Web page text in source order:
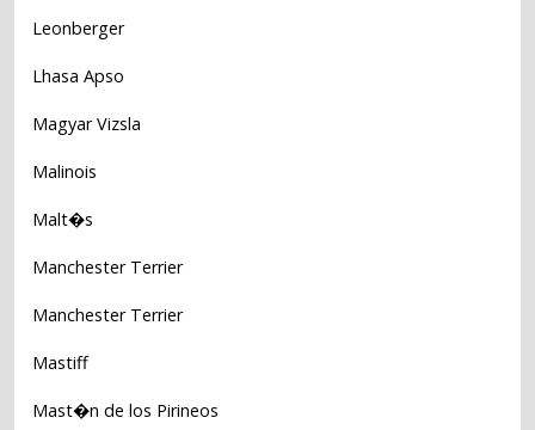
Leonberger
Lhasa Apso
Magyar Vizsla
Malinois
Malt�s
Manchester Terrier
Manchester Terrier
Mastiff
Mast�n de los Pirineos